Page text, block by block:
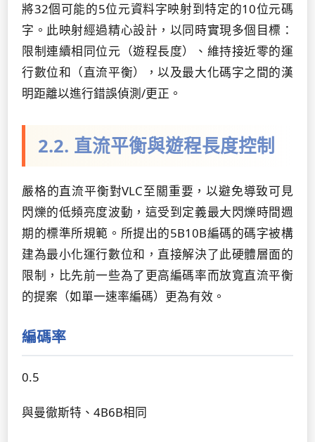
將32個可能的5位元資料字映射到特定的10位元碼
字。此映射經過精心設計，以同時實現多個目標：
限制連續相同位元（遊程長度）、維持接近零的運
行數位和（直流平衡），以及最大化碼字之間的漢
明距離以進行錯誤偵測/更正。
2.2. 直流平衡與遊程長度控制
嚴格的直流平衡對VLC至關重要，以避免導致可見
閃爍的低頻亮度波動，這受到定義最大閃爍時間週
期的標準所規範。所提出的5B10B編碼的碼字被構
建為最小化運行數位和，直接解決了此硬體層面的
限制，比先前一些為了更高編碼率而放寬直流平衡
的提案（如單一速率編碼）更為有效。
編碼率
0.5
與曼徹斯特、4B6B相同